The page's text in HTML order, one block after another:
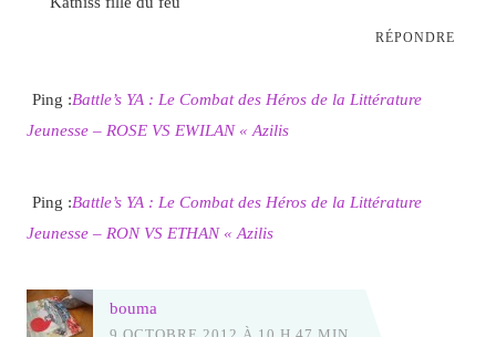
RÉPONDRE
Ping :Battle’s YA : Le Combat des Héros de la Littérature
Jeunesse – ROSE VS EWILAN « Azilis
Ping :Battle’s YA : Le Combat des Héros de la Littérature
Jeunesse – RON VS ETHAN « Azilis
bouma